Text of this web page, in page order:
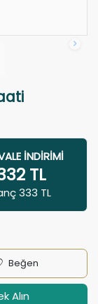
İNDIRIMI
TL
333 TL
Beğen
Alın